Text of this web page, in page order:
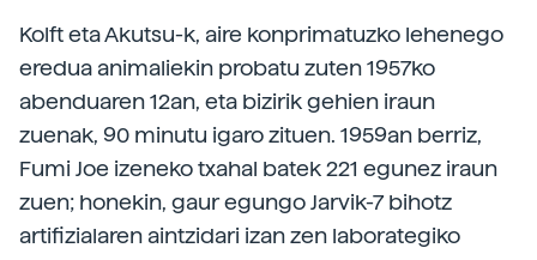
Kolft eta Akutsu-k, aire konprimatuzko lehenego
eredua animaliekin probatu zuten 1957ko
abenduaren 12an, eta bizirik gehien iraun
zuenak, 90 minutu igaro zituen. 1959an berriz,
Fumi Joe izeneko txahal batek 221 egunez iraun
zuen; honekin, gaur egungo Jarvik-7 bihotz
artifizialaren aintzidari izan zen laborategiko